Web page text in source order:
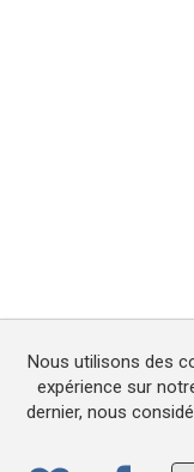
Nous utilisons des
expérience sur
dernier, nous